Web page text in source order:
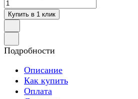
Купить в 1 клик
Подробности
Описание
Как купить
Оплата